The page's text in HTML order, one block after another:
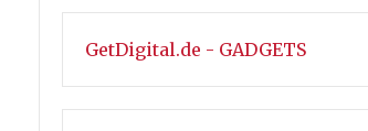
GetDigital.de - GADGETS